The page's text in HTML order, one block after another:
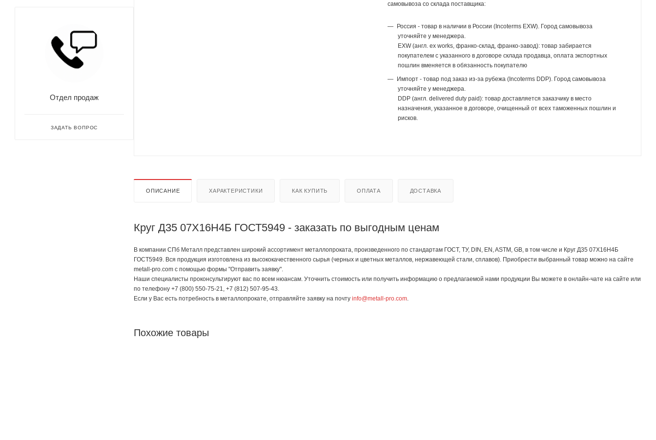
самовывоза со склада поставщика:
Россия - товар в наличии в России (Incoterms EXW). Город самовывоза
уточняйте у менеджера.
EXW (англ. ex works, франко-склад, франко-завод): товар забирается
покупателем с указанного в договоре склада продавца, оплата экспортных
пошлин вменяется в обязанность покупателю
Импорт - товар под заказ из-за рубежа (Incoterms DDP). Город самовывоза
уточняйте у менеджера.
DDP (англ. delivered duty paid): товар доставляется заказчику в место
назначения, указанное в договоре, очищенный от всех таможенных пошлин и
рисков.
ОПИСАНИЕ ХАРАКТЕРИСТИКИ КАК КУПИТЬ ОПЛАТА ДОСТАВКА
Круг Д35 07Х16Н4Б ГОСТ5949 - заказать по выгодным ценам
В компании СПб Металл представлен широкий ассортимент металлопроката, произведенного по стандартам ГОСТ, ТУ, DIN, EN, ASTM, GB, в том числе и Круг Д35 07Х16Н4Б
ГОСТ5949. Вся продукция изготовлена из высококачественного сырья (черных и цветных металлов, нержавеющей стали, сплавов). Приобрести выбранный товар можно на сайте
metall-pro.com с помощью формы "Отправить заявку".
Наши специалисты проконсультируют вас по всем нюансам. Уточнить стоимость или получить информацию о предлагаемой нами продукции Вы можете в онлайн-чате на сайте или
по телефону +7 (800) 550-75-21, +7 (812) 507-95-43.
Если у Вас есть потребность в металлопрокате, отправляйте заявку на почту info@metall-pro.com.
Похожие товары
Отдел продаж
ЗАДАТЬ ВОПРОС